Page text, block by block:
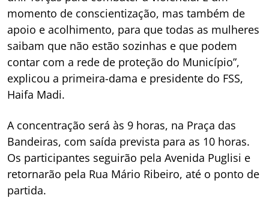
momento de conscientização, mas também de
apoio e acolhimento, para que todas as mulheres
saibam que não estão sozinhas e que podem
contar com a rede de proteção do Município”,
explicou a primeira-dama e presidente do FSS,
Haifa Madi.
A concentração será às 9 horas, na Praça das
Bandeiras, com saída prevista para as 10 horas.
Os participantes seguirão pela Avenida Puglisi e
retornarão pela Rua Mário Ribeiro, até o ponto de
partida.